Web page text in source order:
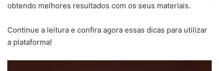
obtendo melhores resultados com os seus materiais.
Continue a leitura e confira agora essas dicas para utilizar
a plataforma!